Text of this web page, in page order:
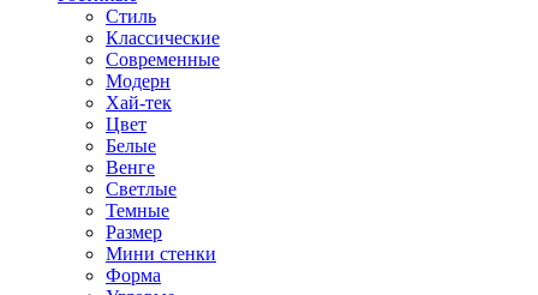
Стиль
Классические
Современные
Модерн
Хай-тек
Цвет
Белые
Венге
Светлые
Темные
Размер
Мини стенки
Форма